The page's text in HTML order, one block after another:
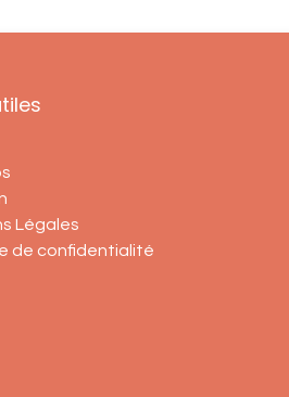
Légales
de confidentialité